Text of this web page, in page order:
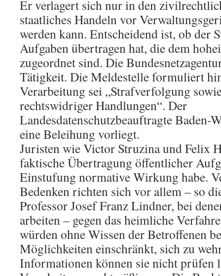
Er verlagert sich nur in den
staatliches Handeln vor
werden kann. Entscheidend ist, ob der
Aufgaben übertragen hat, die dem
zugeordnet sind. Die
Tätigkeit. Die Meldestelle formuliert
Verarbeitung sei „Strafverfolgung
rechtswidriger Handlungen“. Der
Landesdatenschutzbeauftragte Baden-
eine Beleihung vorliegt.
Juristen wie Victor Struzina und Felix
faktische Übertragung öffentlicher
Einstufung normative Wirkung habe.
Bedenken richten sich vor allem – so
Professor Josef Franz Lindner, bei
arbeiten – gegen das heimliche
würden ohne Wissen der Betroffenen
Möglichkeiten einschränkt, sich zu
Informationen können sie nicht prüfen